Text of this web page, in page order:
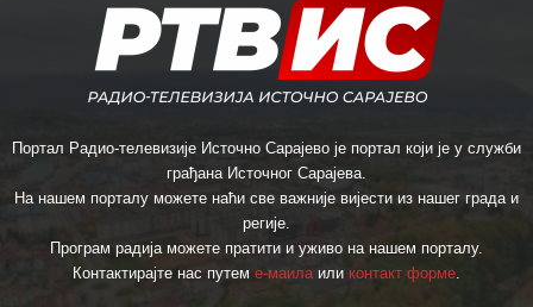
Портал Радио-телевизије Источно Сарајево је портал који је у служби
грађана Источног Сарајева.
На нашем порталу можете наћи све важније вијести из нашег града и
регије.
Програм радија можете пратити и уживо на нашем порталу.
Контактирајте нас путем е-маилаили контакт форме.